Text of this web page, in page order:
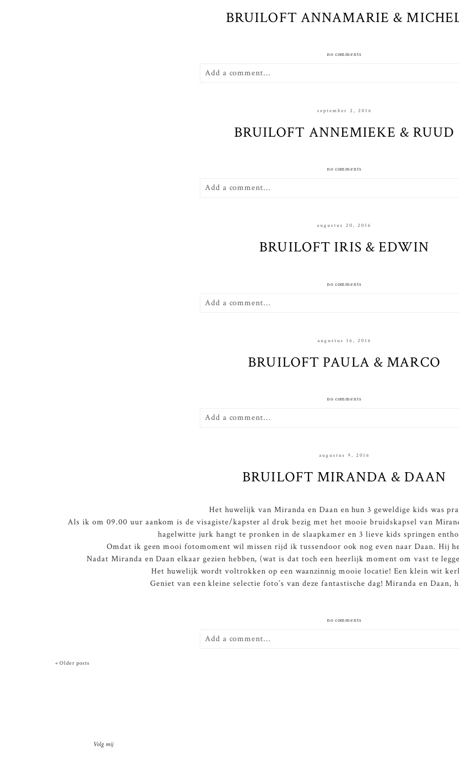
BRUILOFT ANNAMARIE &
no comments
Add a comment...
september 2, 2016
BRUILOFT ANNEMIEKE & RUUD
no comments
Add a comment...
augustus 20, 2016
BRUILOFT IRIS & EDWIN
no comments
Add a comment...
augustus 16, 2016
BRUILOFT PAULA & MARCO
no comments
Add a comment...
augustus 9, 2016
BRUILOFT MIRANDA & DAAN
Het huwelijk van Miranda en Daan en hun 3 geweldige kids was
Als ik om 09.00 uur aankom is de visagiste/kapster al druk bezig met het mooie bruidskapsel van
hagelwitte jurk hangt te pronken in de slaapkamer en 3 lieve kids springen
Omdat ik geen mooi fotomoment wil missen rijd ik tussendoor ook nog even naar Daan. Hij
Nadat Miranda en Daan elkaar gezien hebben, (wat is dat toch een heerlijk moment om vast te
Het huwelijk wordt voltrokken op een waanzinnig mooie locatie! Een klein wit
Geniet van een kleine selectie foto’s van deze fantastische dag! Miranda en Daan,
no comments
Add a comment...
« Older posts
Volg mij